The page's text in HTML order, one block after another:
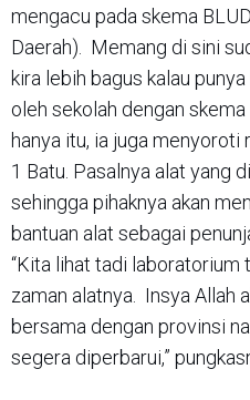
mengacu pada skema
Daerah). Memang di sini
kira lebih bagus kalau
oleh sekolah dengan skema
hanya itu, ia juga menyoroti
1 Batu. Pasalnya alat yang
sehingga pihaknya akan
bantuan alat sebagai
“Kita lihat tadi laboratorium
zaman alatnya. Insya Allah
bersama dengan provinsi
segera diperbarui,”